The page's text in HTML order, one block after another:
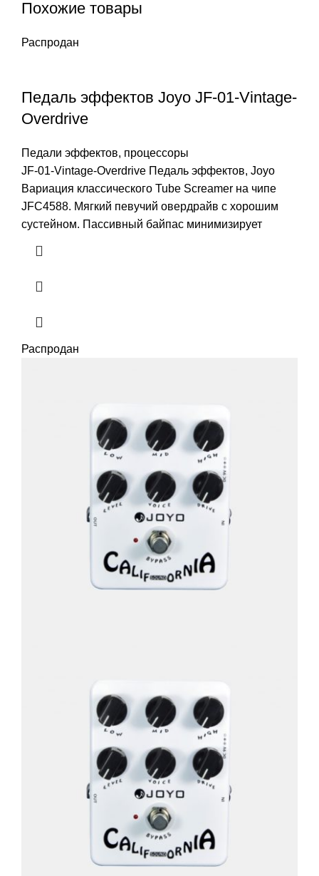
Похожие товары
Распродан
Педаль эффектов Joyo JF-01-Vintage-
Overdrive
Педали эффектов, процессоры
JF-01-Vintage-Overdrive Педаль эффектов, Joyo
Вариация классического Tube Screamer на чипе
JFC4588. Мягкий певучий овердрайв с хорошим
сустейном. Пассивный байпас минимизирует
Распродан